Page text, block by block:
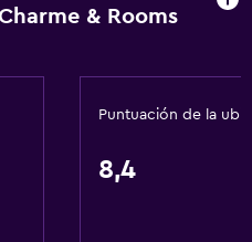
& Rooms
Puntuación de la
8,4